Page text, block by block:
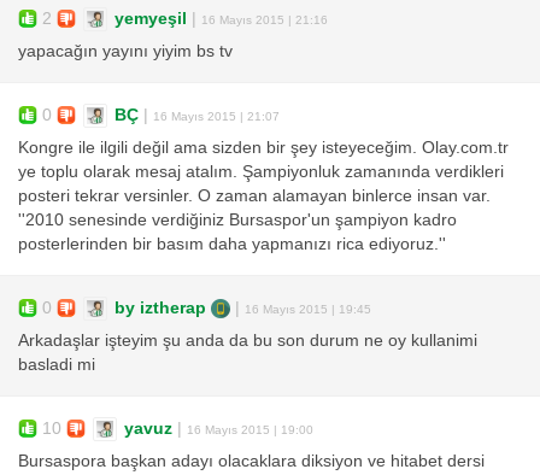
2 yemyeşil 16 Mayıs 2015 | 21:16
yapacağın yayını yiyim bs tv
0 BÇ 16 Mayıs 2015 | 21:07
Kongre ile ilgili değil ama sizden bir şey isteyeceğim. Olay.com.tr
ye toplu olarak mesaj atalım. Şampiyonluk zamanında verdikleri
posteri tekrar versinler. O zaman alamayan binlerce insan var.
''2010 senesinde verdiğiniz Bursaspor'un şampiyon kadro
posterlerinden bir basım daha yapmanızı rica ediyoruz.''
0 by iztherap 16 Mayıs 2015 | 19:45
Arkadaşlar işteyim şu anda da bu son durum ne oy kullanimi
basladi mi
10 yavuz 16 Mayıs 2015 | 19:00
Bursaspora başkan adayı olacaklara diksiyon ve hitabet dersi